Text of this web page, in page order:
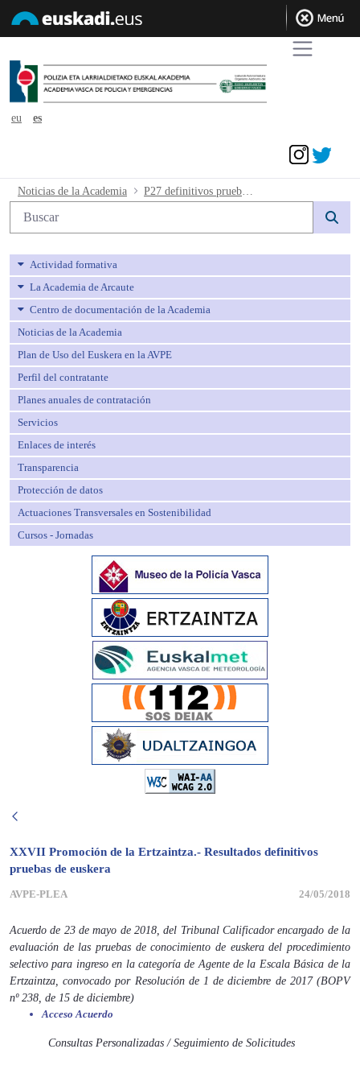
eu
es
P27 definitivos pruebas de euskera -
Noticias de la Academia
Búsqueda web
Actividad formativa
La Academia de Arcaute
Centro de documentación de la Academia
Noticias de la Academia
Plan de Uso del Euskera en la AVPE
Perfil del contratante
Planes anuales de contratación
Servicios
Enlaces de interés
Transparencia
Protección de datos
Actuaciones Transversales en Sostenibilidad
Cursos - Jornadas
XXVII Promoción de la Ertzaintza.- Resultados definitivos
pruebas de euskera
AVPE-PLEA 24/05/2018
Acuerdo de 23 de mayo de 2018, del Tribunal Calificador encargado de la
evaluación de las pruebas de conocimiento de euskera del procedimiento
selectivo para ingreso en la categoría de Agente de la Escala Básica de la
Ertzaintza, convocado por Resolución de 1 de diciembre de 2017 (BOPV
nº 238, de 15 de diciembre)
Acceso Acuerdo
Consultas Personalizadas / Seguimiento de Solicitudes